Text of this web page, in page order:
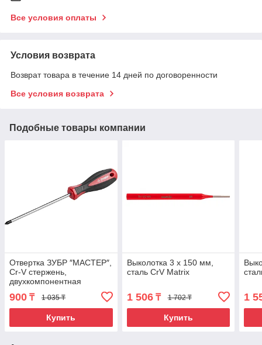
Все условия оплаты
Условия возврата
Возврат товара в течение 14 дней по договоренности
Все условия возврата
Подобные товары компании
Отвертка ЗУБР ″МАСТЕР″,
Cr-V стержень,
двухкомпонентная
рукоятка, PH1x150мм
900 ₸ 1 035 ₸
Купить
Выколотка 3 x 150 мм,
сталь CrV Matrix
1 506₸ 1 702 ₸
Купить
1